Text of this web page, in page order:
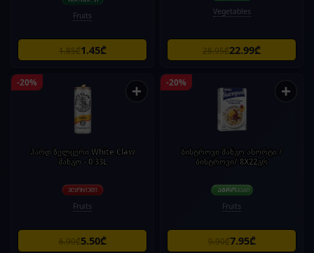
Fruits
1.85₾1.45₾
Vegetables
28.95₾22.99₾
-20% +
ჰარდ ზელცერი White Claw
მანგო - 0.33L
Fruits
6.90₾5.50₾
-20% +
ბისტროვი მანგო ასორტი /
ბისტროვი/ 8X22გრ
Fruits
9.90₾7.95₾